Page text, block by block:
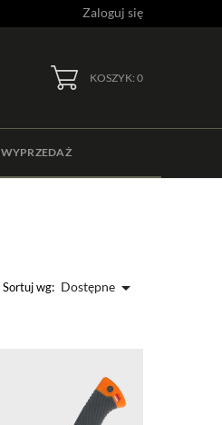
Zaloguj się
KOSZYK: 0
WYPRZEDAŻ
Sortuj wg: Dostępne 